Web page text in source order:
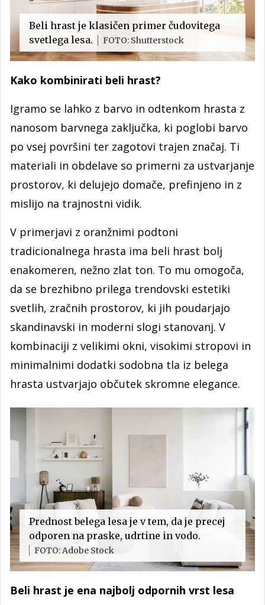
Beli hrast je klasičen primer čudovitega
svetlega lesa.
FOTO: Shutterstock
Kako kombinirati beli hrast?
Igramo se lahko z barvo in odtenkom hrasta z
nanosom barvnega zaključka, ki poglobi barvo
po vsej površini ter zagotovi trajen značaj. Ti
materiali in obdelave so primerni za ustvarjanje
prostorov, ki delujejo domače, prefinjeno in z
mislijo na trajnostni vidik.
V primerjavi z oranžnimi podtoni
tradicionalnega hrasta ima beli hrast bolj
enakomeren, nežno zlat ton. To mu omogoča,
da se brezhibno prilega trendovski estetiki
svetlih, zračnih prostorov, ki jih poudarjajo
skandinavski in moderni slogi stanovanj. V
kombinaciji z velikimi okni, visokimi stropovi in
minimalnimi dodatki sodobna tla iz belega
hrasta ustvarjajo občutek skromne elegance.
Prednost belega lesa je v tem, da je precej
odporen na praske, udrtine in vodo.
FOTO: Adobe Stock
Beli hrast je ena najbolj odpornih vrst lesa